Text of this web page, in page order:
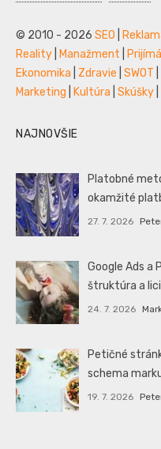
© 2010 - 2026 SEO
Reality
Manažment
Ekonomika
Zdravie SWOT
Marketing
Kultúra Skúšky
NAJNOVŠIE
Platobné
okamžité
27. 7. 2026
Google Ads a
štruktúra a
24. 7. 2026
Petičné
schema
19. 7. 2026